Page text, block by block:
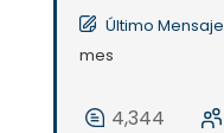
Último Mensaje
mes
4,344